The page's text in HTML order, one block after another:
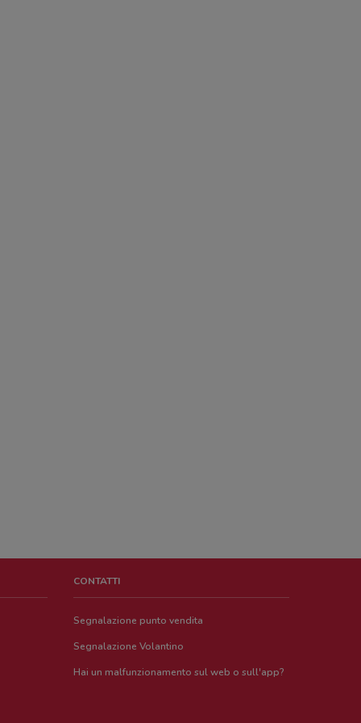
CONTATTI
Segnalazione punto vendita
Segnalazione Volantino
Hai un malfunzionamento sul web o sull'app?